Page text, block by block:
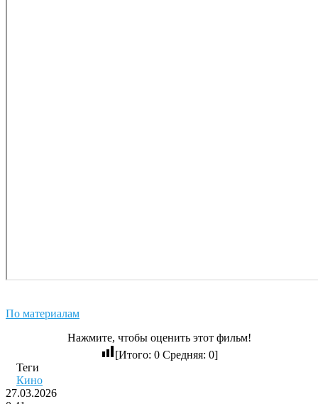
По материалам
Нажмите, чтобы оценить этот фильм!
[Итого: 0Средняя: 0]
Теги
Кино
27.03.2026